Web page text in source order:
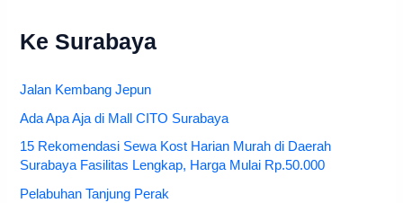
Ke Surabaya
Jalan Kembang Jepun
Ada Apa Aja di Mall CITO Surabaya
15 Rekomendasi Sewa Kost Harian Murah di Daerah
Surabaya Fasilitas Lengkap, Harga Mulai Rp.50.000
Pelabuhan Tanjung Perak